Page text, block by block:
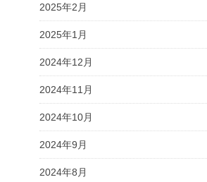
2025年2月
2025年1月
2024年12月
2024年11月
2024年10月
2024年9月
2024年8月